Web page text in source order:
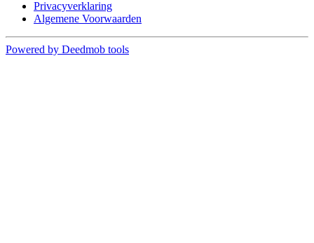
Privacyverklaring
Algemene Voorwaarden
Powered by Deedmob tools